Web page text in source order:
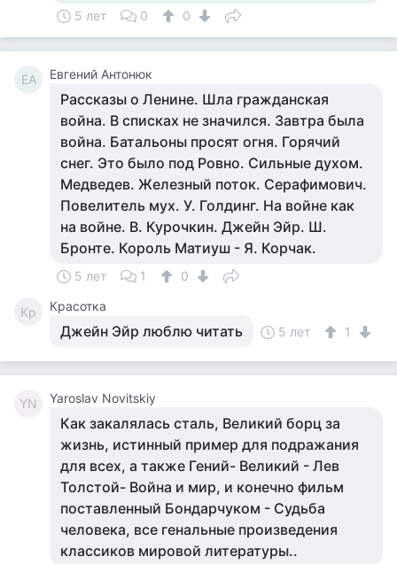
5 лет 0 0
ЕА Евгений Антонюк
Рассказы о Ленине. Шла гражданская
война. В списках не значился. Завтра была
война. Батальоны просят огня. Горячий
снег. Это было под Ровно. Сильные духом.
Медведев. Железный поток. Серафимович.
Повелитель мух. У. Голдинг. На войне как
на войне. В. Курочкин. Джейн Эйр. Ш.
Бронте. Король Матиуш - Я. Корчак.
5 лет 1 0
Кр Красотка
Джейн Эйр люблю читать 5 лет 1
YN Yaroslav Novitskiy
Как закалялась сталь, Великий борц за
жизнь, истинный пример для подражания
для всех, а также Гений- Великий - Лев
Толстой- Война и мир, и конечно фильм
поставленный Бондарчуком - Судьба
человека, все генальные произведения
классиков мировой литературы..